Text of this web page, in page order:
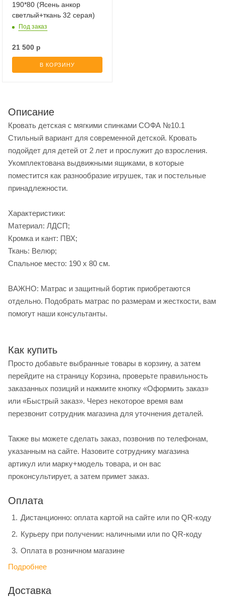
190*80 (Ясень анкор
светлый+ткань 32 серая)
Под заказ
21 500 р
В КОРЗИНУ
Описание
Кровать детская с мягкими спинками СОФА №10.1
Стильный вариант для современной детской. Кровать
подойдет для детей от 2 лет и прослужит до взросления.
Укомплектована выдвижными ящиками, в которые
поместится как разнообразие игрушек, так и постельные
принадлежности.
Характеристики:
Материал: ЛДСП;
Кромка и кант: ПВХ;
Ткань: Велюр;
Спальное место: 190 x 80 см.
ВАЖНО: Матрас и защитный бортик приобретаются
отдельно. Подобрать матрас по размерам и жесткости, вам
помогут наши консультанты.
Как купить
Просто добавьте выбранные товары в корзину, а затем
перейдите на страницу Корзина, проверьте правильность
заказанных позиций и нажмите кнопку «Оформить заказ»
или «Быстрый заказ». Через некоторое время вам
перезвонит сотрудник магазина для уточнения деталей.
Также вы можете сделать заказ, позвонив по телефонам,
указанным на сайте. Назовите сотруднику магазина
артикул или марку+модель товара, и он вас
проконсультирует, а затем примет заказ.
Оплата
Дистанционно: оплата картой на сайте или по QR-коду
Курьеру при получении: наличными или по QR-коду
Оплата в розничном магазине
Подробнее
Доставка